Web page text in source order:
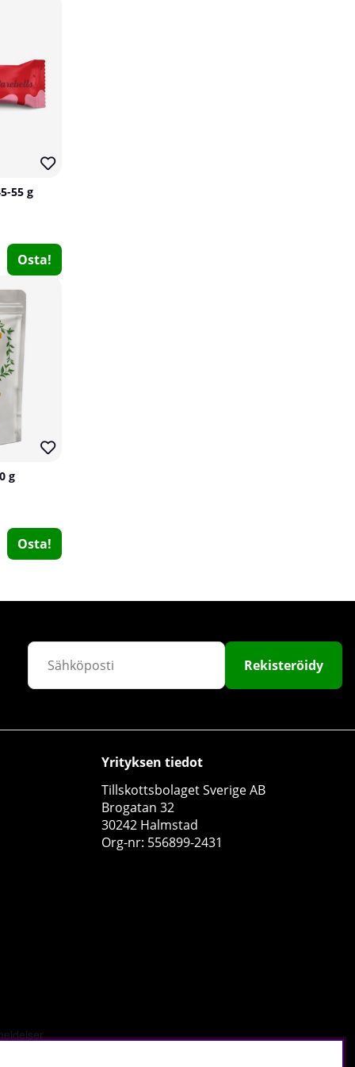
€54.97 Osta!
55 g
Osta!
g
Osta!
Rekisteröidy
Yrityksen tiedot
Tillskottsbolaget Sverige AB
Brogatan 32
30242 Halmstad
Org-nr: 556899-2431